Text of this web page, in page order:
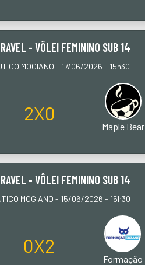
- VÔLEI FEMININO SUB 14
MOGIANO - 17/06/2026 - 15h30
2X0
Maple Bear
- VÔLEI FEMININO SUB 14
MOGIANO - 15/06/2026 - 15h30
0X2
Formação